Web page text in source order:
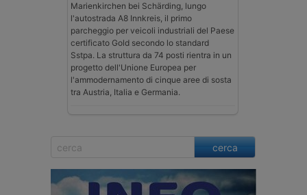
Marienkirchen bei Schärding, lungo
l'autostrada A8 Innkreis, il primo
parcheggio per veicoli industriali del Paese
certificato Gold secondo lo standard
Sstpa. La struttura da 74 posti rientra in un
progetto dell'Unione Europea per
l'ammodernamento di cinque aree di sosta
tra Austria, Italia e Germania.
cerca